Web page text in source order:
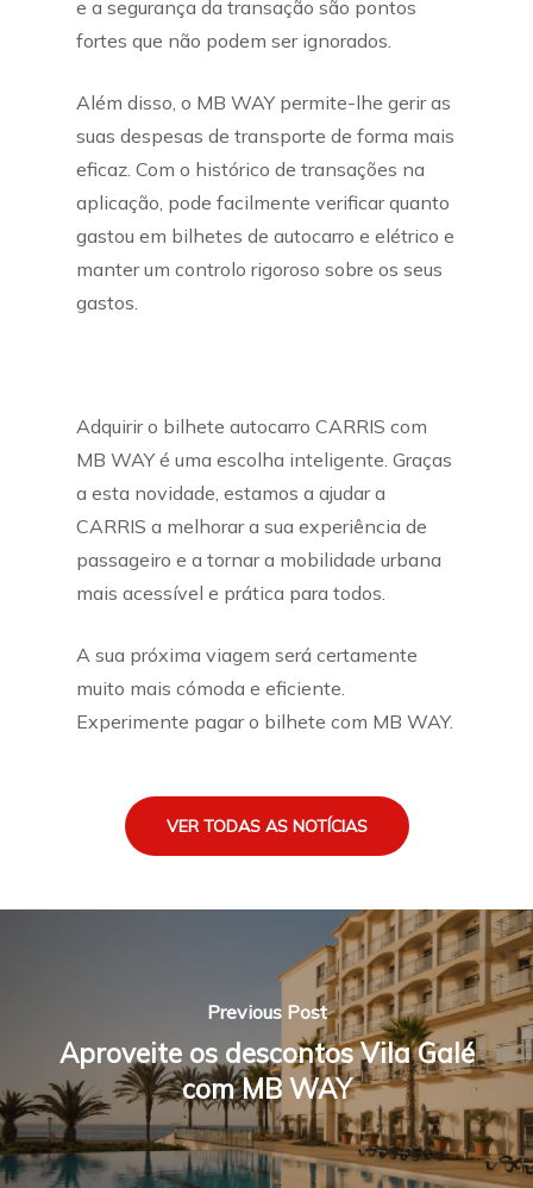
e a segurança da transação são pontos
fortes que não podem ser ignorados.
Além disso, o MB WAY permite-lhe gerir as
suas despesas de transporte de forma mais
eficaz. Com o histórico de transações na
aplicação, pode facilmente verificar quanto
gastou em bilhetes de autocarro e elétrico e
manter um controlo rigoroso sobre os seus
gastos.
Adquirir o bilhete autocarro CARRIS com
MB WAY é uma escolha inteligente. Graças
a esta novidade, estamos a ajudar a
CARRIS a melhorar a sua experiência de
passageiro e a tornar a mobilidade urbana
mais acessível e prática para todos.
A sua próxima viagem será certamente
muito mais cómoda e eficiente.
Experimente pagar o bilhete com MB WAY.
VER TODAS AS NOTÍCIAS
Previous Post
Aproveite os descontos Vila Galé
com MB WAY